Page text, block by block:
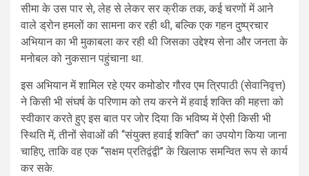
सीमा के उस पार से, लेह से लेकर सर क्रीक तक, कई चरणों में आने
वाले ड्रोन हमलों का सामना कर रही थी, बल्कि एक गहन दुष्प्रचार
अभियान का भी मुकाबला कर रही थी जिसका उद्देश्य सेना और जनता के
मनोबल को नुकसान पहुंचाना था.
इस अभियान में शामिल रहे एयर कमोडोर गौरव एम त्रिपाठी (सेवानिवृत्त)
ने किसी भी संघर्ष के परिणाम को तय करने में हवाई शक्ति की महत्ता को
स्वीकार करते हुए इस बात पर जोर दिया कि भविष्य में ऐसी किसी भी
स्थिति में, तीनों सेवाओं की ‘‘संयुक्त हवाई शक्ति’’ का उपयोग किया जाना
चाहिए, ताकि वह एक ‘‘सक्षम प्रतिद्वंद्वी’’ के खिलाफ समन्वित रूप से कार्य
कर सके.